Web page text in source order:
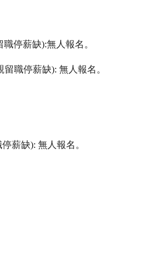
職停薪缺):無人報名。
留職停薪缺):無人報名。
停薪缺):無人報名。